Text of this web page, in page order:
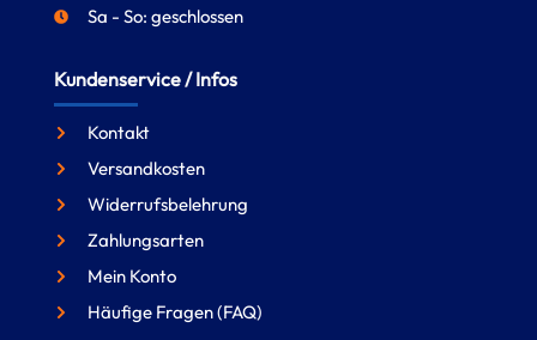
Sa - So: geschlossen
Kundenservice / Infos
Kontakt
Versandkosten
Widerrufsbelehrung
Zahlungsarten
Mein Konto
Häufige Fragen (FAQ)